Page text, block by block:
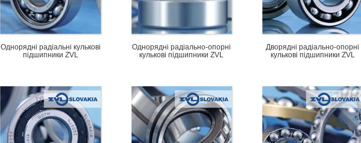
Однорядні радіальні кулькові
підшипники ZVL
Однорядні радіально-опорні
кулькові підшипники ZVL
Дворядні радіально-опорні
кулькові підшипники ZVL